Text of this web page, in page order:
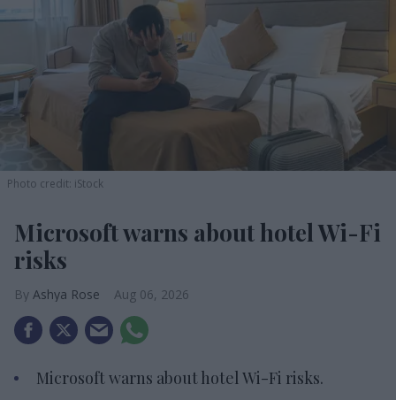
Photo credit: iStock
Microsoft warns about hotel Wi-Fi
risks
Ashya Rose Aug 06, 2026
Microsoft warns about hotel Wi-Fi risks.